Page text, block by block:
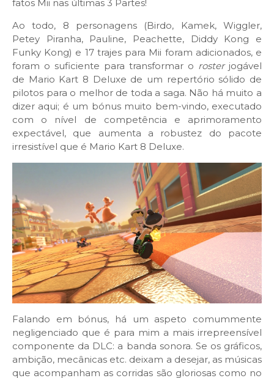
fatos Mii nas últimas 3 Partes!
Ao todo, 8 personagens (Birdo, Kamek, Wiggler,
Petey Piranha, Pauline, Peachette, Diddy Kong e
Funky Kong) e 17 trajes para Mii foram adicionados, e
foram o suficiente para transformar o rosterjogável
de Mario Kart 8 Deluxe de um repertório sólido de
pilotos para o melhor de toda a saga. Não há muito a
dizer aqui; é um bónus muito bem-vindo, executado
com o nível de competência e aprimoramento
expectável, que aumenta a robustez do pacote
irresistível que é Mario Kart 8 Deluxe.
Falando em bónus, há um aspeto comummente
negligenciado que é para mim a mais irrepreensível
componente da DLC: a banda sonora. Se os gráficos,
ambição, mecânicas etc. deixam a desejar, as músicas
que acompanham as corridas são gloriosas como no